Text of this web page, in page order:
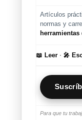
Artículos
normas y
📖 Leer · 🎤
Para que tu